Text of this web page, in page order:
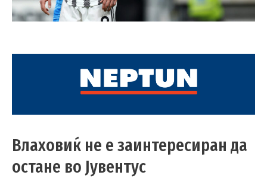
Влаховиќ не е заинтересиран да
остане во Јувентус